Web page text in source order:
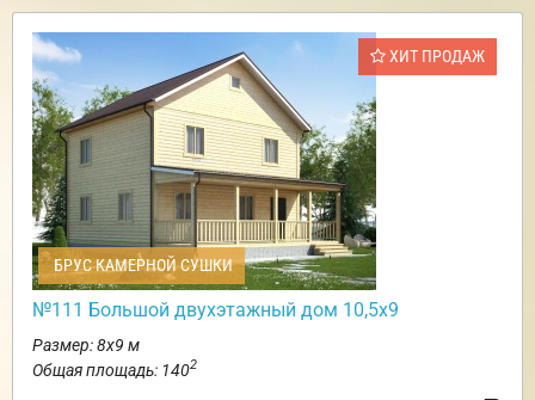
ХИТ ПРОДАЖ
БРУС КАМЕРНОЙ СУШКИ
№111 Большой двухэтажный дом 10,5х9
Размер: 8х9 м
Общая площадь: 1402